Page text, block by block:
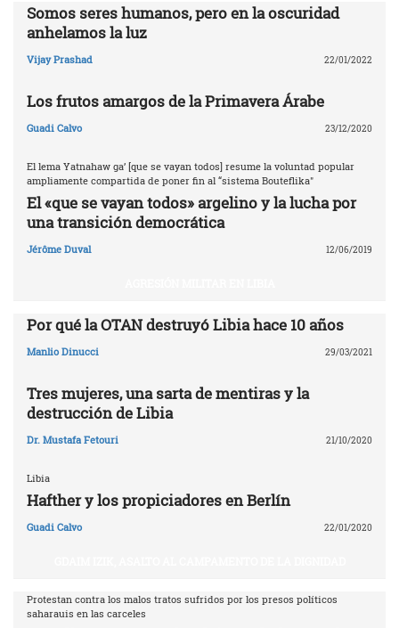
Somos seres humanos, pero en la oscuridad
anhelamos la luz
Vijay Prashad 22/01/2022
Los frutos amargos de la Primavera Árabe
Guadi Calvo 23/12/2020
El lema Yatnahaw ga’ [que se vayan todos] resume la voluntad popular
ampliamente compartida de poner fin al “sistema Bouteflika"
El «que se vayan todos» argelino y la lucha por
una transición democrática
Jérôme Duval 12/06/2019
Por qué la OTAN destruyó Libia ‎hace 10 años‎
Manlio Dinucci 29/03/2021
Tres mujeres, una sarta de mentiras y la
destrucción de Libia
Dr. Mustafa Fetouri 21/10/2020
Libia
Hafther y los propiciadores en Berlín
Guadi Calvo 22/01/2020
Protestan contra los malos tratos sufridos por los presos políticos
saharauis en las carceles